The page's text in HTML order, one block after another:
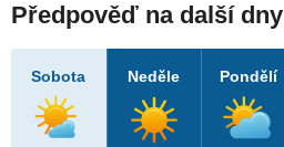
Předpověď na další dny
Sobota Neděle Pondělí